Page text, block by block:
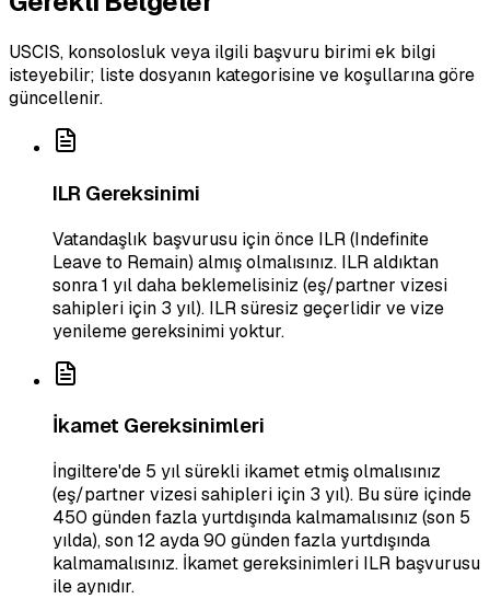
USCIS, konsolosluk veya ilgili başvuru birimi ek bilgi
isteyebilir; liste dosyanın kategorisine ve koşullarına göre
güncellenir.
ILR Gereksinimi
Vatandaşlık başvurusu için önce ILR (Indefinite
Leave to Remain) almış olmalısınız. ILR aldıktan
sonra 1 yıl daha beklemelisiniz (eş/partner vizesi
sahipleri için 3 yıl). ILR süresiz geçerlidir ve vize
yenileme gereksinimi yoktur.
İkamet Gereksinimleri
İngiltere'de 5 yıl sürekli ikamet etmiş olmalısınız
(eş/partner vizesi sahipleri için 3 yıl). Bu süre içinde
450 günden fazla yurtdışında kalmamalısınız (son 5
yılda), son 12 ayda 90 günden fazla yurtdışında
kalmamalısınız. İkamet gereksinimleri ILR başvurusu
ile aynıdır.